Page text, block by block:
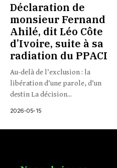
Déclaration de
monsieur Fernand
Ahilé, dit Léo Côte
d’Ivoire, suite à sa
radiation du PPACI
Au-delà de l’exclusion : la
libération d’une parole, d’un
destin La décision...
2026-05-15